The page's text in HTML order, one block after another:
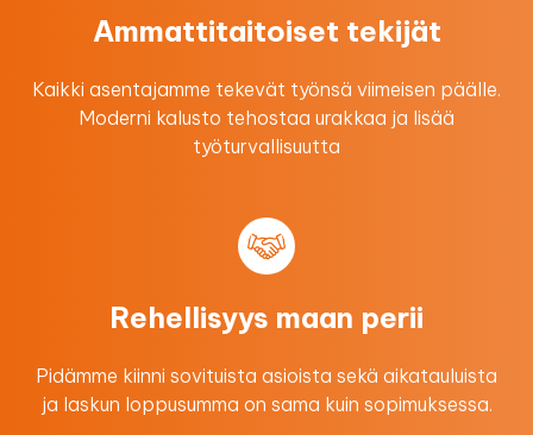
Ammattitaitoiset tekijät
Kaikki asentajamme tekevät työnsä viimeisen päälle.
Moderni kalusto tehostaa urakkaa ​ja lisää
työturvallisuutta
Rehellisyys maan perii
Pidämme kiinni sovituista asioista sekä aikatauluista
ja laskun loppusumma on sama kuin sopimuksessa.